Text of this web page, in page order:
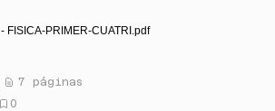
- FISICA-PRIMER-CUATRI.pdf
7 páginas
0